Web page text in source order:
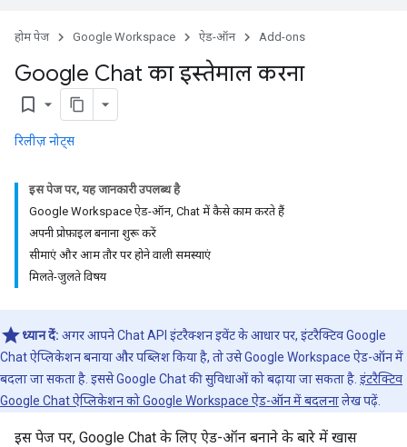
होम पेज Google Workspace ऐड-ऑन Add-ons
Google Chat का इस्तेमाल करना
bookmark_border
रिलीज़ नोट्स
इस पेज पर, यह जानकारी उपलब्ध है
Google Workspace ऐड-ऑन, Chat में कैसे काम करते हैं
अपनी प्रोफ़ाइल बनाना शुरू करें
सीमाएं और आम तौर पर होने वाली समस्याएं
मिलते-जुलते विषय
ध्यान दें: अगर आपने Chat API इंटरैक्शन इवेंट के आधार पर, इंटरैक्टिव Google
Chat ऐप्लिकेशन बनाया और पब्लिश किया है, तो उसे Google Workspace ऐड-ऑन में
बदला जा सकता है. इससे Google Chat की सुविधाओं को बढ़ाया जा सकता है. इंटरैक्टिव
Google Chat ऐप्लिकेशन को Google Workspace ऐड-ऑन में बदलनालेख पढ़ें.
इस पेज पर, Google Chat के लिए ऐड-ऑन बनाने के बारे में खास